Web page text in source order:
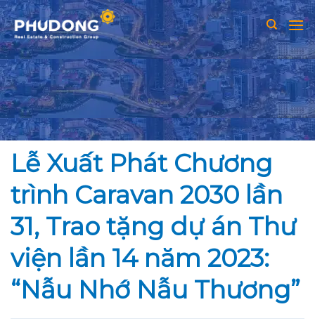
Skip
to
content
Lễ Xuất Phát Chương
trình Caravan 2030 lần
31, Trao tặng dự án Thư
viện lần 14 năm 2023:
“Nẫu Nhớ Nẫu Thương”